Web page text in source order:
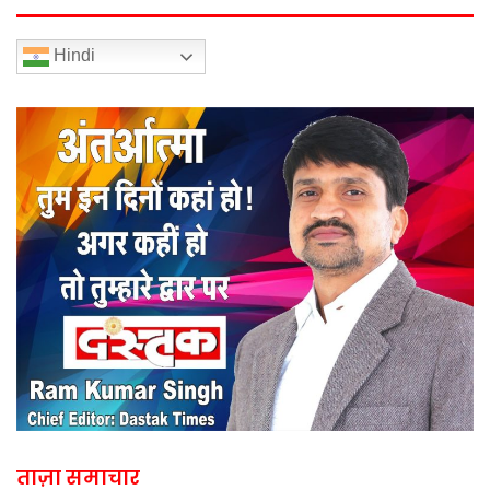
Hindi
ताज़ा समाचार